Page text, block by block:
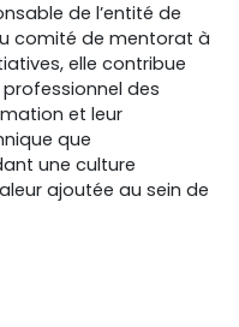
de l’entité de
comité de mentorat à
elle contribue
des
et leur
que
une culture
ajoutée au sein de